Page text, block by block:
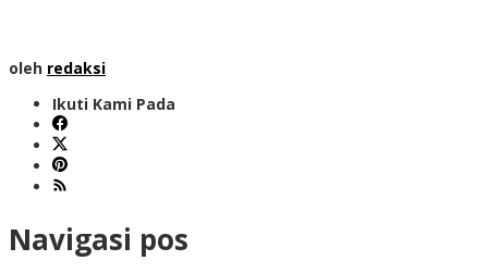
oleh redaksi
Ikuti Kami Pada
Navigasi pos